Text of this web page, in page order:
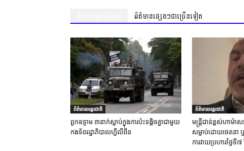
ព័ត៌មានផ្សេងៗជាច្រើនទៀត
ព័ត៌មានអន្តរជាតិ
ពួកឧទ្ទាម ៣នាក់ស្លាប់ក្នុងការប៉ះទង្គិចគ្នាជាមួយ
កងទ័ពរដ្ឋាភិបាលហ្វីលីពីន
ព័ត៌មានអន្តរជាតិ
មន្ត្រីជាន់ខ្ពស់ហាម៉ា
សម្លាប់ដោយចេតនា
ការវាយប្រហារថ្ងៃទី